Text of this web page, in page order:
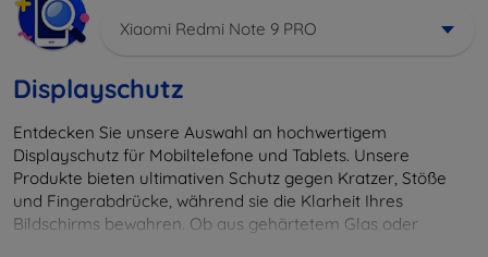
Xiaomi Redmi Note 9 PRO
Displayschutz
Entdecken Sie unsere Auswahl an hochwertigem
Displayschutz für Mobiltelefone und Tablets. Unsere
Produkte bieten ultimativen Schutz gegen Kratzer, Stöße
und Fingerabdrücke, während sie die Klarheit Ihres
Bildschirms bewahren. Ob aus gehärtetem Glas oder